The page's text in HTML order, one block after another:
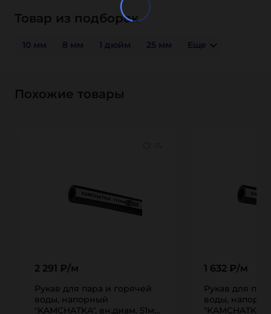
Товар из подборок
10 мм 8 мм 1 дюйм 25 мм Еще
Похожие товары
2 291 ₽/м
Рукав для пара и горячей
воды, напорный
"KAMCHATKA", вн.диам. 51мм,
1 632 ₽/м
Рукав для
воды,